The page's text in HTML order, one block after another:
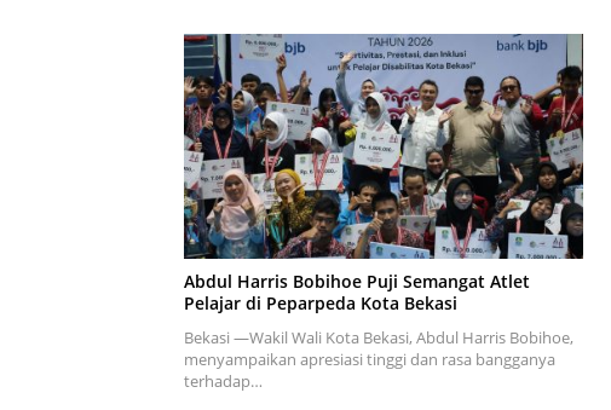
Abdul Harris Bobihoe Puji Semangat Atlet
Pelajar di Peparpeda Kota Bekasi
Bekasi —Wakil Wali Kota Bekasi, Abdul Harris Bobihoe,
menyampaikan apresiasi tinggi dan rasa bangganya
terhadap…